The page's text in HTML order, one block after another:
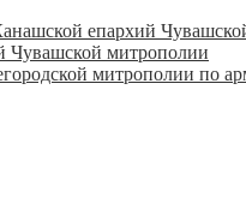
Чувашской митрополии
митрополии по